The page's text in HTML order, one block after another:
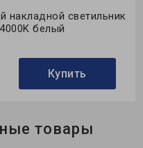
накладной светильник
белый
Купить
товары